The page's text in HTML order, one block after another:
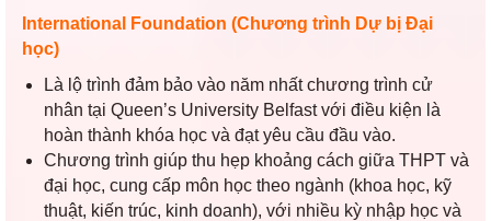
International Foundation (Chương trình Dự bị Đại
học)
Là lộ trình đảm bảo vào năm nhất chương trình cử
nhân tại Queen’s University Belfastvới điều kiện là
hoàn thành khóa học và đạt yêu cầu đầu vào.
Chương trình giúp thu hẹp khoảng cách giữa THPT và
đại học, cung cấp môn học theo ngành (khoa học, kỹ
thuật, kiến trúc, kinh doanh), với nhiều kỳ nhập học và